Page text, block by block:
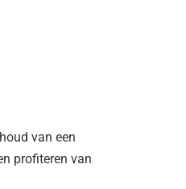
van een
profiteren van